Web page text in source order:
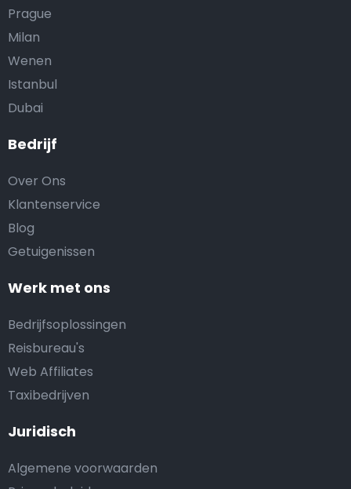
Bedrijf
Over Ons
Klantenservice
Blog
Getuigenissen
Werk met ons
Bedrijfsoplossingen
Reisbureau's
Web Affiliates
Taxibedrijven
Juridisch
Algemene voorwaarden
Prague
Milan
Wenen
Istanbul
Dubai